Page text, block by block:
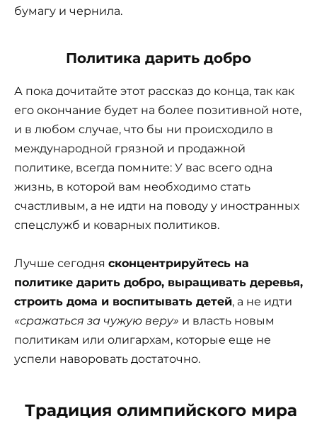
бумагу и чернила.
Политика дарить добро
А пока дочитайте этот рассказ до конца, так как
его окончание будет на более позитивной ноте,
и в любом случае, что бы ни происходило в
международной грязной и продажной
политике, всегда помните: У вас всего одна
жизнь, в которой вам необходимо стать
счастливым, а не идти на поводу у иностранных
спецслужб и коварных политиков.
Лучше сегодня сконцентрируйтесь на
политике дарить добро, выращивать деревья,
строить дома и воспитывать детей, а не идти
«сражаться за чужую веру» и власть новым
политикам или олигархам, которые еще не
успели наворовать достаточно.
Традиция олимпийского мира